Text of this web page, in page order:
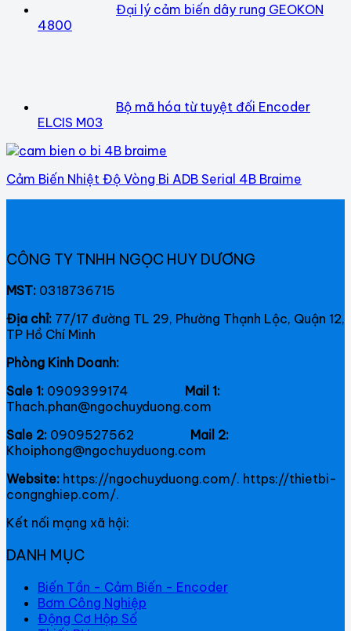
Đại lý cảm biến dây rung GEOKON
4800
Bộ mã hóa từ tuyệt đối Encoder
ELCIS M03
Cảm Biến Nhiệt Độ Vòng Bi ADB Serial 4B Braime
CÔNG TY TNHH NGỌC HUY DƯƠNG
MST: 0318736715
Địa chỉ: 77/17 đường TL 29, Phường Thạnh Lộc, Quận 12,
TP Hồ Chí Minh
Phòng Kinh Doanh:
Sale 1: 0909399174 Mail 1:
Thach.phan@ngochuyduong.com
Sale 2: 0909527562 Mail 2:
Khoiphong@ngochuyduong.com
Website: https://ngochuyduong.com/. https://thietbi-
congnghiep.com/.
Kết nối mạng xã hội:
DANH MỤC
Biến Tần - Cảm Biến - Encoder
Bơm Công Nghiệp
Động Cơ Hộp Số